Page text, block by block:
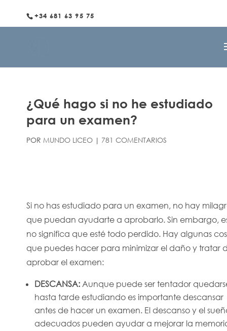
+34 681 63 95 75
¿Qué hago si no he estudiado
para un examen?
POR MUNDO LICEO | 781 COMENTARIOS
Si no has estudiado para un examen, no hay
que puedan ayudarte a aprobarlo. Sin embargo,
no significa que esté todo perdido. Hay algunas
que puedes hacer para minimizar el daño y tratar
aprobar el examen:
DESCANSA: Aunque puede ser tentador
hasta tarde estudiando es importante descansar
antes de hacer un examen. El descanso y el
adecuados pueden ayudar a mejorar la